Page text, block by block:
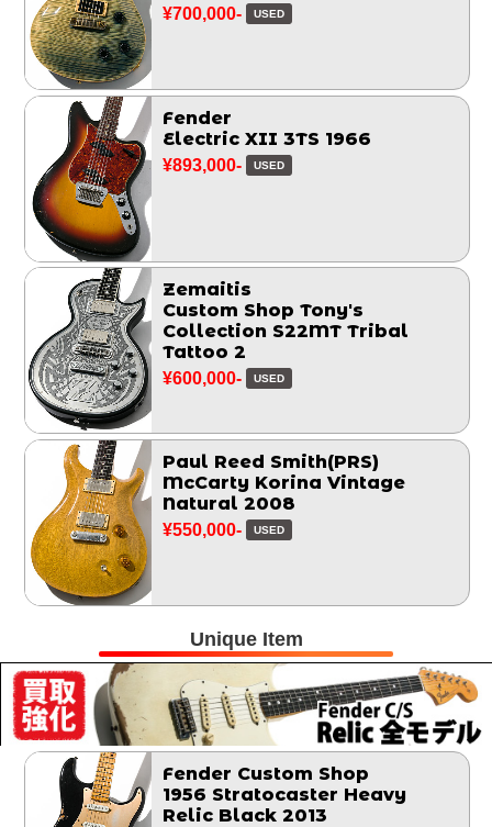
¥700,000- USED
Fender
Electric XII 3TS 1966
¥893,000- USED
Zemaitis
Custom Shop Tony's
Collection S22MT Tribal
Tattoo 2
¥600,000- USED
Paul Reed Smith(PRS)
McCarty Korina Vintage
Natural 2008
¥550,000- USED
Unique Item
Fender Custom Shop
1956 Stratocaster Heavy
Relic Black 2013